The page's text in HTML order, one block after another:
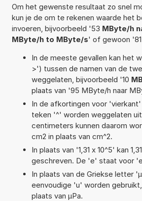
Om het gewenste resultaat zo snel
kun je de om te rekenen waarde het
invoeren, bijvoorbeeld '53 MByte/h
MByte/h to MByte/s' of gewoon '81
In de meeste gevallen kan het
>') tussen de namen van de
weggelaten, bijvoorbeeld '10
plaats van '95 MByte/h naar
In de afkortingen voor
teken '^' worden weggelaten
centimeters kunnen daarom
cm2 in plaats van cm^2.
In plaats van '1,31 x 10^5' kan
geschreven. De 'e' staat voor
In plaats van de Griekse letter
eenvoudige 'u' worden
plaats van µPa.